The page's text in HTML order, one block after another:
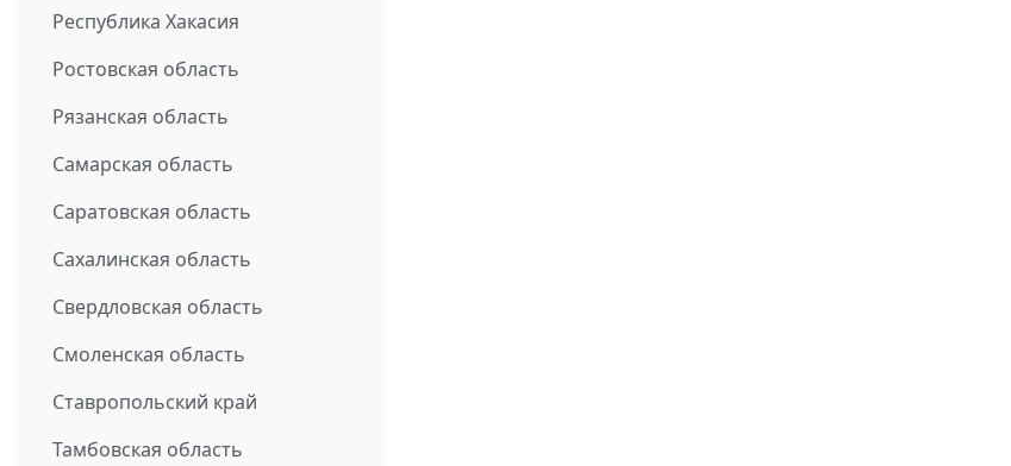
Республика Хакасия
Ростовская область
Рязанская область
Самарская область
Саратовская область
Сахалинская область
Свердловская область
Смоленская область
Ставропольский край
Тамбовская область